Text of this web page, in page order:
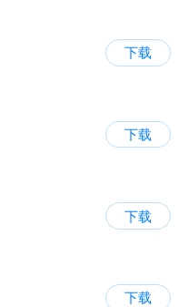
下载
下载
下载
下载